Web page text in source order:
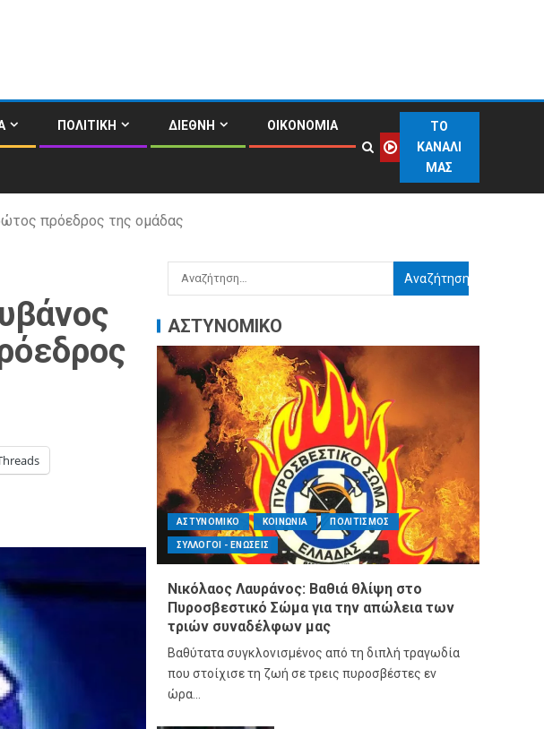
ΠΟΛΙΤΙΚΗ ΔΙΕΘΝΗ ΟΙΚΟΝΟΜΙΑ
ΤΟ
ΚΑΝΑΛΙ
ΜΑΣ
πρόεδρος της ομάδας
ΑΣΤΥΝΟΜΙΚΟ
ΑΣΤΥΝΟΜΙΚΟ ΚΟΙΝΩΝΙΑ ΠΟΛΙΤΙΣΜΟΣ
ΣΥΛΛΟΓΟΙ - ΕΝΩΣΕΙΣ
Νικόλαος Λαυράνος: Βαθιά θλίψη στο
Πυροσβεστικό Σώμα για την απώλεια των
τριών συναδέλφων μας
Βαθύτατα συγκλονισμένος από τη διπλή τραγωδία
που στοίχισε τη ζωή σε τρεις πυροσβέστες εν
ώρα...